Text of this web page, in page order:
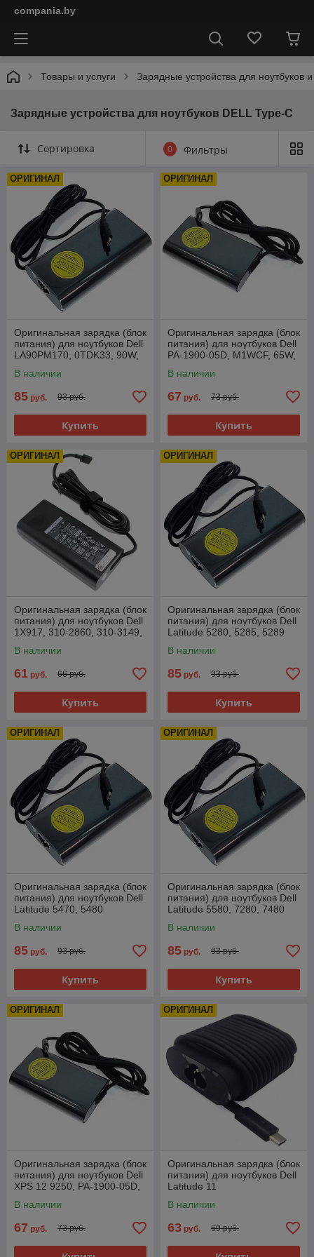
compania.by
Товары и услуги Зарядные устройства для ноутбуков
Зарядные устройства для ноутбуков DELL Type-C
Сортировка 0 Фильтры
ОРИГИНАЛ
Оригинальная зарядка (блок
питания) для ноутбуков Dell
LA90PM170, 0TDK33, 90W,
В наличии
85 руб. 93 руб.
Купить
ОРИГИНАЛ
Оригинальная зарядка (блок
питания) для ноутбуков Dell
PA-1900-05D, M1WCF, 65W,
В наличии
67 руб. 73 руб.
Купить
ОРИГИНАЛ
Оригинальная зарядка (блок
питания) для ноутбуков Dell
1X917, 310-2860, 310-3149,
В наличии
61 руб. 66 руб.
Купить
ОРИГИНАЛ
Оригинальная зарядка (блок
питания) для ноутбуков Dell
Latitude 5280, 5285, 5289
Type-C
В наличии
85 руб. 93 руб.
Купить
ОРИГИНАЛ
Оригинальная зарядка (блок
питания) для ноутбуков Dell
Latitude 5470, 5480
Type-C
В наличии
85 руб. 93 руб.
Купить
ОРИГИНАЛ
Оригинальная зарядка (блок
питания) для ноутбуков Dell
Latitude 5580, 7280, 7480
Type-C
В наличии
85 руб. 93 руб.
Купить
ОРИГИНАЛ
Оригинальная зарядка (блок
питания) для ноутбуков Dell
XPS 12 9250, PA-1900-05D,
C
В наличии
67 руб. 73 руб.
ОРИГИНАЛ
Оригинальная зарядка (блок
питания) для ноутбуков Dell
Latitude 11
45W, штекер Type-C
В наличии
63 руб. 69 руб.